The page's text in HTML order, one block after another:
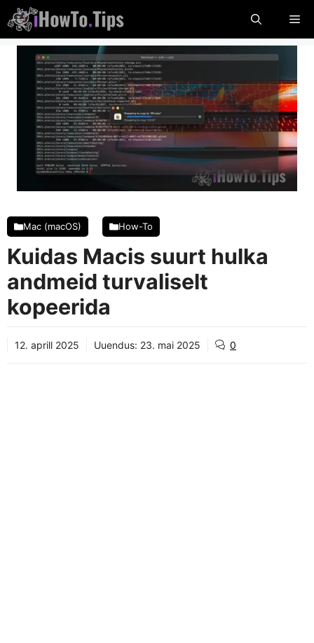
Ööbige
sisu
Mac (macOS) How-To
Kuidas Macis suurt hulka
andmeid turvaliselt
kopeerida
12. aprill 2025 Uuendus: 23. mai 2025 0